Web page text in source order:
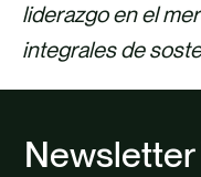
liderazgo en el
integrales de